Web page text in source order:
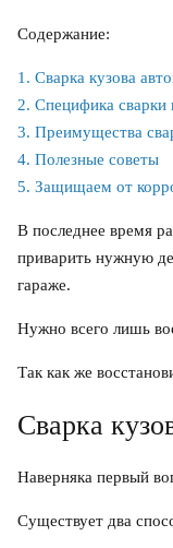
Содержание:
1. Сварка кузова
2. Специфика сварки
3. Преимущества
4. Полезные советы
5. Защищаем от
В последнее время
приварить нужную
гараже.
Нужно всего лишь
Так как же
Сварка
Наверняка первый
Существует два